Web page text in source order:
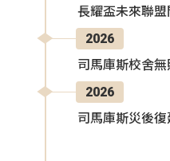
長耀盃未來聯
2026
司馬庫斯校舍
2026
司馬庫斯災後